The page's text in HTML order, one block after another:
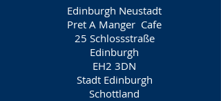
Edinburgh Neustadt
Pret A Manger Cafe
25 Schlossstraße
Edinburgh
EH2 3DN
Stadt Edinburgh
Schottland